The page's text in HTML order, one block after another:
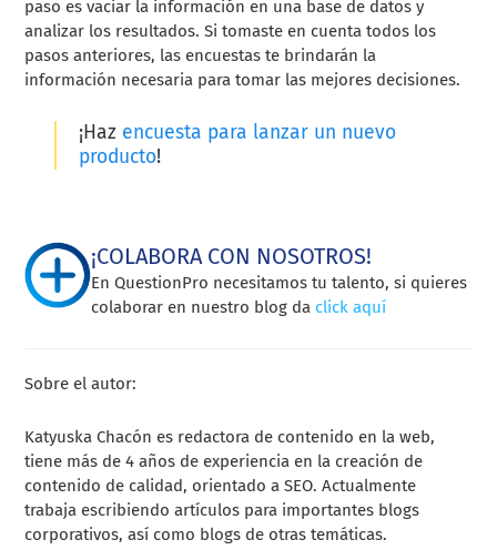
paso es vaciar la información en una base de datos y
analizar los resultados. Si tomaste en cuenta todos los
pasos anteriores, las encuestas te brindarán la
información necesaria para tomar las mejores decisiones.
¡Haz encuesta para lanzar un nuevo
producto!
¡COLABORA CON NOSOTROS!
En QuestionPro necesitamos tu talento, si quieres
colaborar en nuestro blog da click aquí
Sobre el autor:
Katyuska Chacón es redactora de contenido en la web,
tiene más de 4 años de experiencia en la creación de
contenido de calidad, orientado a SEO. Actualmente
trabaja escribiendo artículos para importantes blogs
corporativos, así como blogs de otras temáticas.